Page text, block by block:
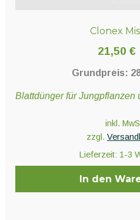
Clonex
21,50€
Grundpreis:
Blattdünger für Jungpflanzen
inkl.
zzgl.
Lieferzeit: 1-3
In den